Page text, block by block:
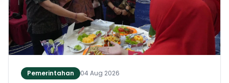
Pemerintahan 04 Aug 2026